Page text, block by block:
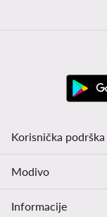
Korisnička podrška
Modivo
Informacije